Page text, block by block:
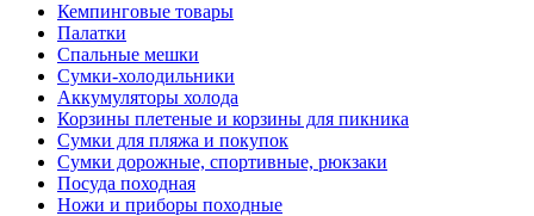
Кемпинговые товары
Палатки
Спальные мешки
Сумки-холодильники
Аккумуляторы холода
Корзины плетеные и корзины для пикника
Сумки для пляжа и покупок
Сумки дорожные, спортивные, рюкзаки
Посуда походная
Ножи и приборы походные